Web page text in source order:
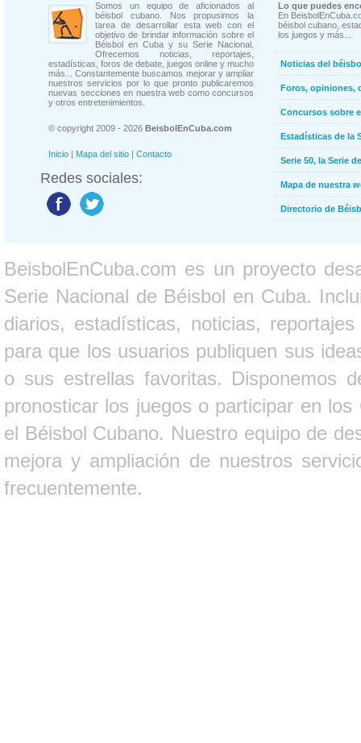
Somos un equipo de aficionados al
béisbol cubano. Nos propusimos la
tarea de desarrollar esta web con el
objetivo de brindar información sobre el
Béisbol en Cuba y su Serie Nacional.
Ofrecemos noticias, reportajes,
estadísticas, foros de debate, juegos online y mucho
más... Constantemente buscamos mejorar y ampliar
nuestros servicios por lo que pronto publicaremos
nuevas secciones en nuestra web como concursos
y otros entretenimientos.
© copyright 2009 - 2026 BeisbolEnCuba.com
Inicio | Mapa del sitio | Contacto
Redes sociales:
Lo que puedes
En
béisbol cubano,
los juegos y más...
Noticias del
Foros, opiniones,
Concursos sobre
Estadísticas de la
Serie 50, la Serie
Mapa de nuestra
Directorio de
BeisbolEnCuba.com es un proyecto
Serie Nacional de Béisbol en Cuba.
diarios, estadísticas, noticias,
para que los usuarios publiquen sus
o sus estrellas favoritas. Disponemos
pronosticar los juegos o participar en
el Béisbol Cubano. Nuestro equipo de
mejora y ampliación de nuestros
frecuentemente.